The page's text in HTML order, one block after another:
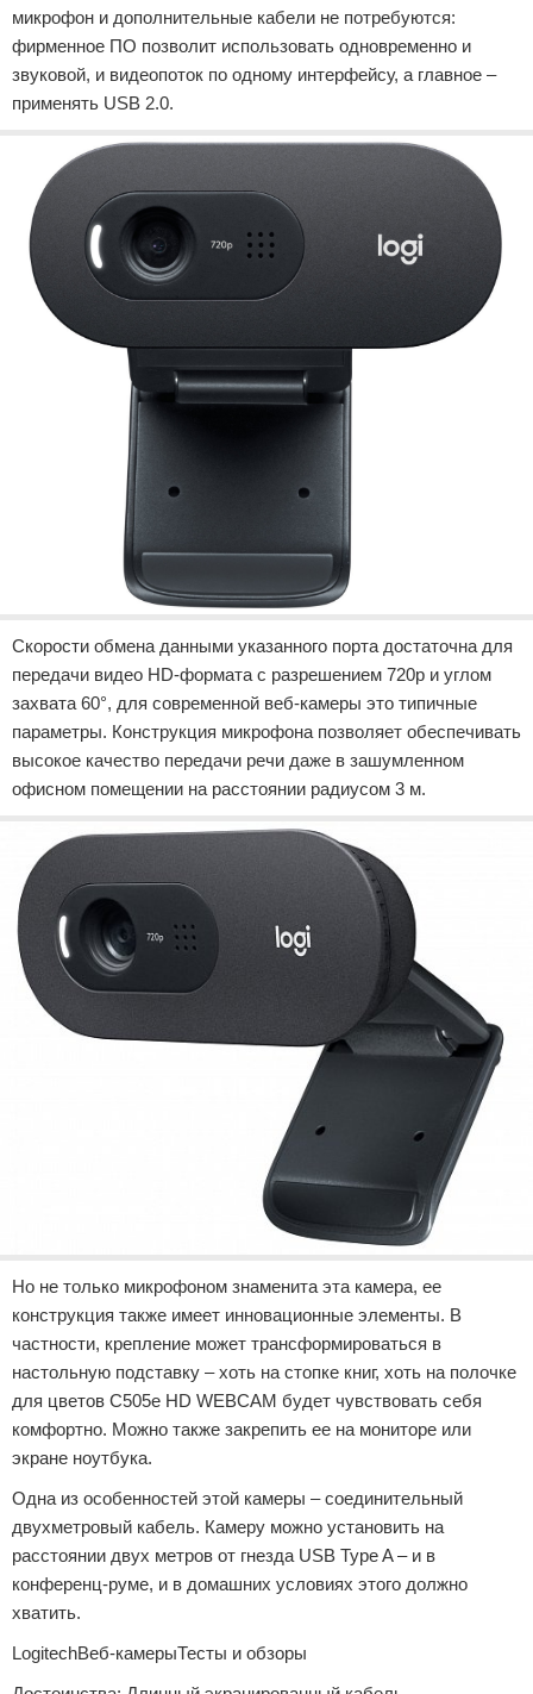
микрофон и дополнительные кабели не потребуются:
фирменное ПО позволит использовать одновременно и
звуковой, и видеопоток по одному интерфейсу, а главное –
применять USB 2.0.
Скорости обмена данными указанного порта достаточна для
передачи видео HD-формата с разрешением 720p и углом
захвата 60°, для современной веб-камеры это типичные
параметры. Конструкция микрофона позволяет обеспечивать
высокое качество передачи речи даже в зашумленном
офисном помещении на расстоянии радиусом 3 м.
Но не только микрофоном знаменита эта камера, ее
конструкция также имеет инновационные элементы. В
частности, крепление может трансформироваться в
настольную подставку – хоть на стопке книг, хоть на полочке
для цветов C505e HD WEBCAM будет чувствовать себя
комфортно. Можно также закрепить ее на мониторе или
экране ноутбука.
Одна из особенностей этой камеры – соединительный
двухметровый кабель. Камеру можно установить на
расстоянии двух метров от гнезда USB Type A – и в
конференц-руме, и в домашних условиях этого должно
хватить.
LogitechВеб-камерыТесты и обзоры